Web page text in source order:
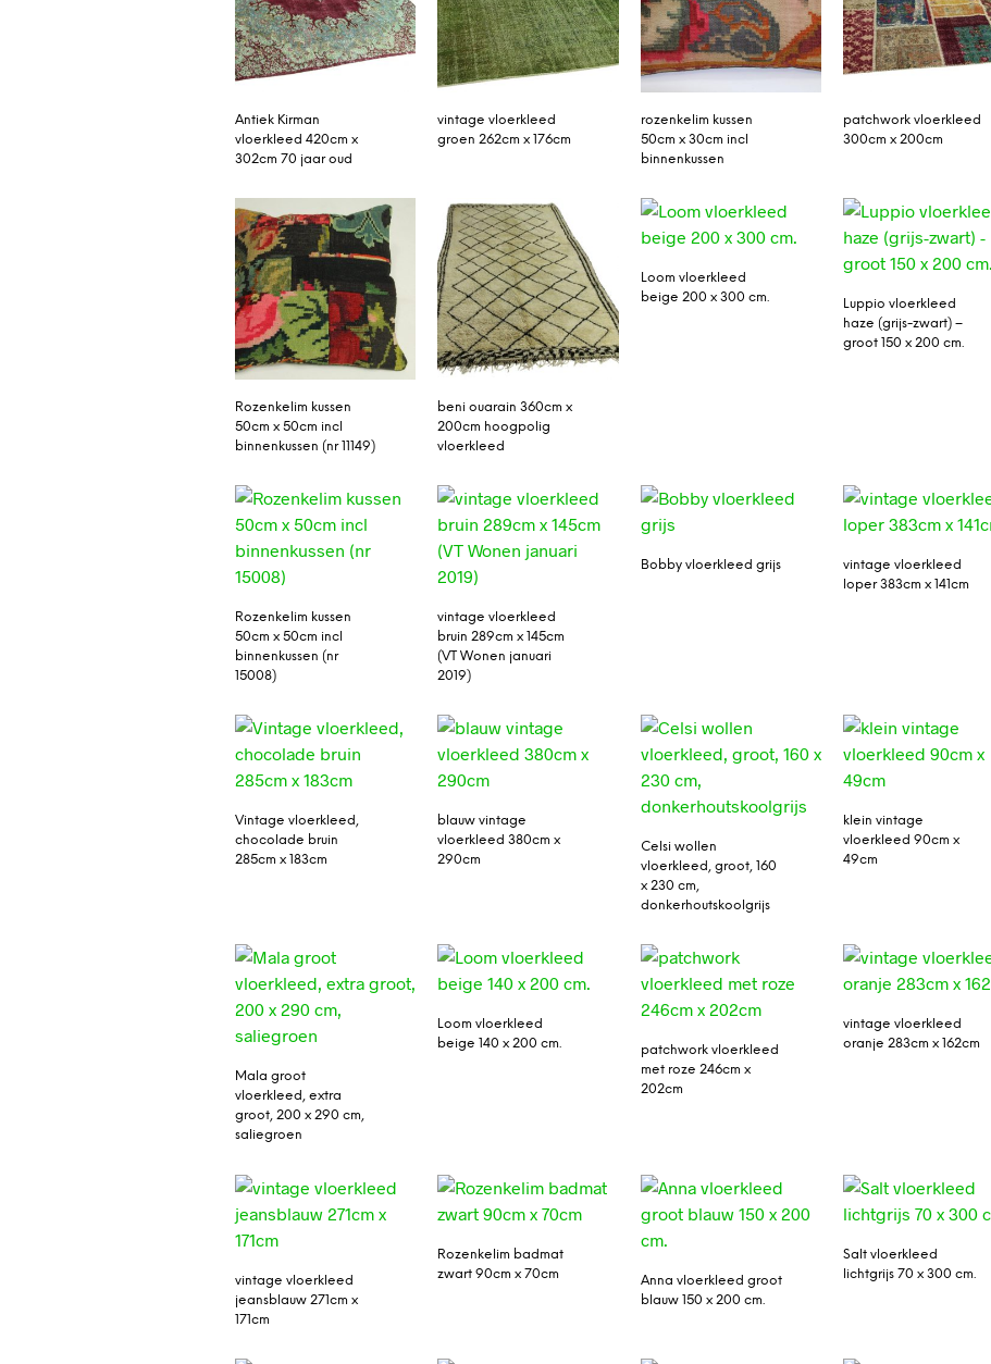
Antiek Kirman
vloerkleed 420cm x
302cm 70 jaar oud
vintage vloerkleed
groen 262cm x 176cm
rozenkelim kussen
50cm x 30cm incl
binnenkussen
patchwork vloerkleed
300cm x 200cm
Rozenkelim kussen
50cm x 50cm incl
binnenkussen (nr 11149)
beni ouarain 360cm x
200cm hoogpolig
vloerkleed
Loom vloerkleed
beige 200 x 300 cm.
Luppio vloerkleed
haze (grijs-zwart) –
groot 150 x 200 cm.
Rozenkelim kussen
50cm x 50cm incl
binnenkussen (nr
15008)
vintage vloerkleed
bruin 289cm x 145cm
(VT Wonen januari
2019)
Bobby vloerkleed grijs
vintage vloerkleed
loper 383cm x 141cm
Vintage vloerkleed,
chocolade bruin
285cm x 183cm
blauw vintage
vloerkleed 380cm x
290cm
Celsi wollen
vloerkleed, groot, 160
x 230 cm,
donkerhoutskoolgrijs
klein vintage
vloerkleed 90cm x
49cm
Mala groot
vloerkleed, extra
groot, 200 x 290 cm,
saliegroen
Loom vloerkleed
beige 140 x 200 cm.
patchwork vloerkleed
met roze 246cm x
202cm
vintage vloerkleed
oranje 283cm x 162cm
vintage vloerkleed
jeansblauw 271cm x
171cm
Rozenkelim badmat
zwart 90cm x 70cm
Anna vloerkleed groot
blauw 150 x 200 cm.
Salt vloerkleed
lichtgrijs 70 x 300 cm.